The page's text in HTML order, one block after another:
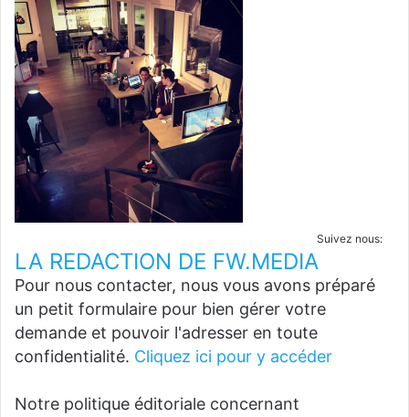
Suivez nous:
LA REDACTION DE FW.MEDIA
Pour nous contacter, nous vous avons préparé
un petit formulaire pour bien gérer votre
demande et pouvoir l'adresser en toute
confidentialité. Cliquez ici pour y accéder
Notre politique éditoriale concernant